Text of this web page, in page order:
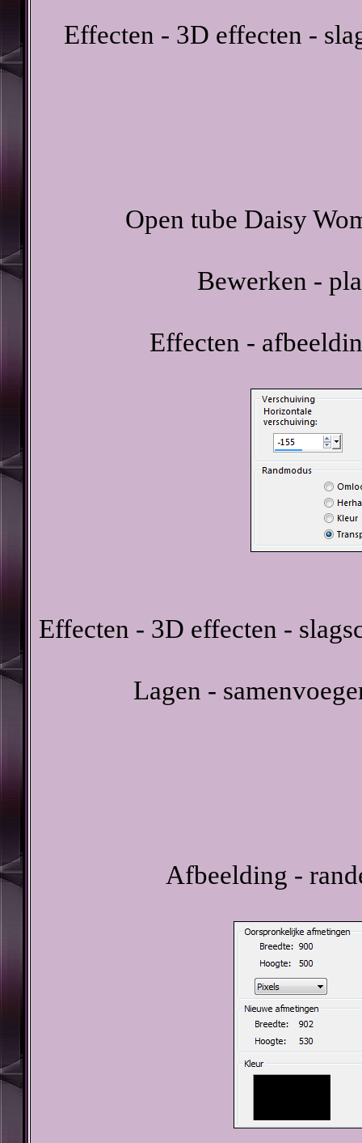
Effecten - 3D effecten -
Open tube Daisy
Bewerken -
Effecten -
Effecten - 3D effecten -
Lagen -
Afbeelding -